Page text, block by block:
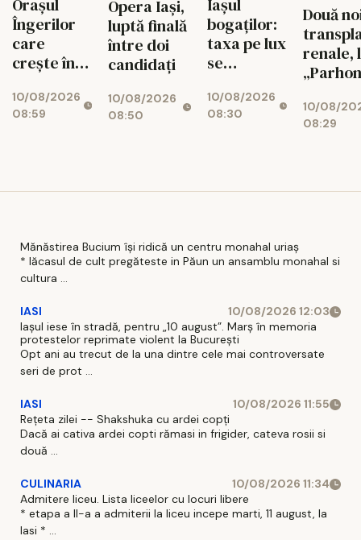
Îngerilor
care
crește în
Suspinele
de la
10/08/2026
08:59
Opera Iași,
luptă finală
între doi
candidați
10/08/2026
08:50
bogaților:
taxa pe lux
se
pentru
case și
10/08/2026
08:30
Două
renale,
10/08/
08:29
Mănăstirea Bucium își ridică un centru monahal uriaș
* lăcasul de cult pregăteste in Păun un ansamblu monahal si
cultura ...
IASI
10/08/2026 12:03
Iașul iese în stradă, pentru „10 august”. Marș în memoria
protestelor reprimate violent la București
Opt ani au trecut de la una dintre cele mai controversate
seri de prot ...
IASI
10/08/2026 11:55
Rețeta zilei -- Shakshuka cu ardei copți
Dacă ai cativa ardei copti rămasi in frigider, cateva rosii si
două ...
CULINARIA
10/08/2026 11:34
Admitere liceu. Lista liceelor cu locuri libere
* etapa a II-a a admiterii la liceu incepe marti, 11 august, la
Iasi * ...